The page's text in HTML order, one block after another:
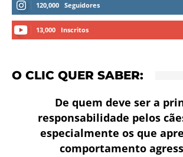
120,000 Seguidores
13,000 Inscritos
O CLIC QUER SABER:
De quem deve ser a
responsabilidade pelos
especialmente os que
comportamento